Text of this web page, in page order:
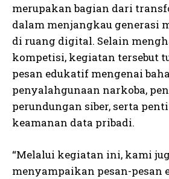
merupakan bagian dari
dalam menjangkau generasi
di ruang digital. Selain
kompetisi, kegiatan tersebut
pesan edukatif mengenai
penyalahgunaan narkoba,
perundungan siber, serta
keamanan data pribadi.
“Melalui kegiatan ini, kami
menyampaikan pesan-pesan